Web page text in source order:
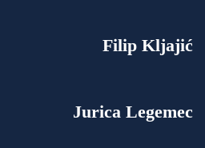
Filip Kljajić
Jurica Legemec